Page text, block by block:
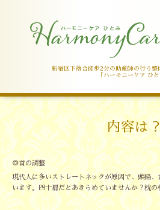
新宿区下落合徒歩2分の助産師の行う整
「ハーモニーケア ひと
内容は
◎首の調整
現代人に多いストレートネックが原因で、頭痛
います。四十肩だとあきらめていませんか？枕の